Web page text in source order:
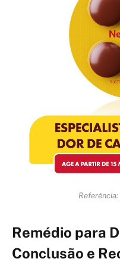
Remédio para
Conclusão e